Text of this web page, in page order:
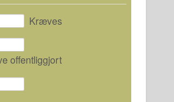
Kræves
offentliggjort